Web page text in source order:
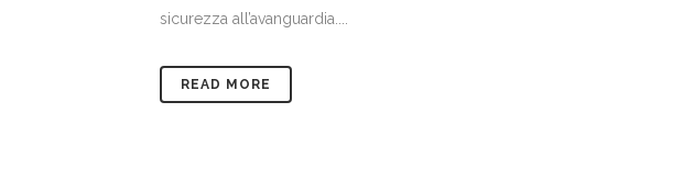
sicurezza all’avanguardia....
READ MORE